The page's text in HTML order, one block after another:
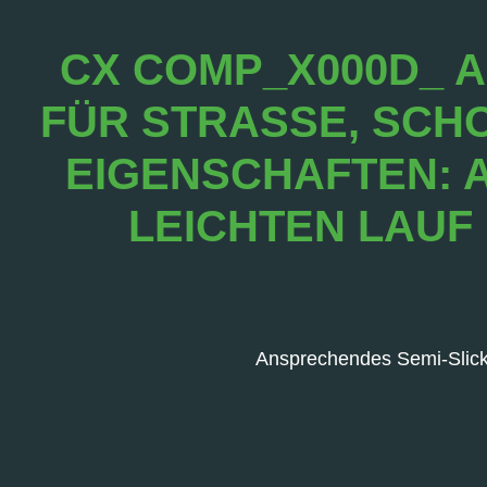
CX COMP_X000D_
FÜR STRASSE,
IGENSCHAFTEN:
EICHTEN LAUF
Ansprechendes Semi-